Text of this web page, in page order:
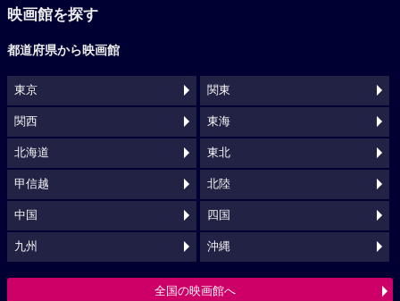
映画館を探す
都道府県から映画館
東京 関東
関西 東海
北海道 東北
甲信越 北陸
中国 四国
九州 沖縄
全国の映画館へ